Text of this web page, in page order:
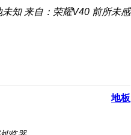
未知 来自：荣耀V40 前所未感
地板